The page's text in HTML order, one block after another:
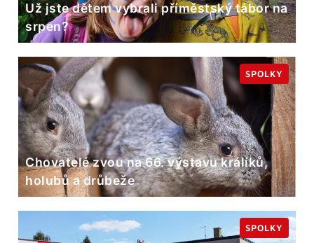
Už jste dětem vybrali příměstský tábor na
srpen?
Chovatelé zvou na 66. výstavu králíků,
holubů a drůbeže
SPOLKY
SPOLKY